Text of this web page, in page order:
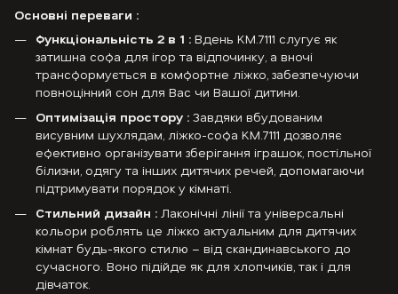
Основні переваги :
Функціональність 2 в 1 : Вдень KM.7111 слугує як
затишна софа для ігор та відпочинку, а вночі
трансформується в комфортне ліжко, забезпечуючи
повноцінний сон для Вас чи Вашої дитини.
Оптимізація простору : Завдяки вбудованим
висувним шухлядам, ліжко-софа KM.7111 дозволяє
ефективно організувати зберігання іграшок, постільної
білизни, одягу та інших дитячих речей, допомагаючи
підтримувати порядок у кімнаті.
Стильний дизайн : Лаконічні лінії та універсальні
кольори роблять це ліжко актуальним для дитячих
кімнат будь-якого стилю – від скандинавського до
сучасного. Воно підійде як для хлопчиків, так і для
дівчаток.